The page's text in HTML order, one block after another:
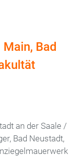
Bad
an der Saale /
Bad Neustadt,